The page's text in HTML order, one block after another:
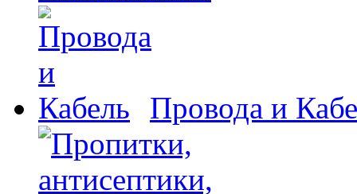
Провода и